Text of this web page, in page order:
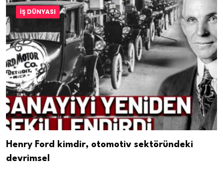
İŞ DÜNYASI
Henry Ford kimdir, otomotiv sektöründeki
devrimsel